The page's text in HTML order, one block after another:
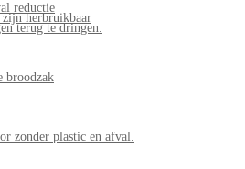
reductie
zijn herbruikbaar
terug te dringen.
broodzak
zonder plastic en afval.